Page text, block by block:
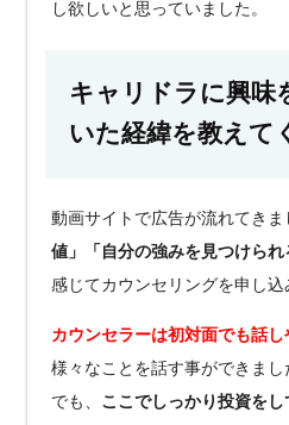
し欲しいと思っていました。
キャリドラに興味
いた経緯を教えて
動画サイトで広告が流れてきま
値」「自分の強みを見つけられ
感じてカウンセリングを申し込
カウンセラーは初対面でも話
様々なことを話す事ができま
でも、 ここでしっかり投資をし